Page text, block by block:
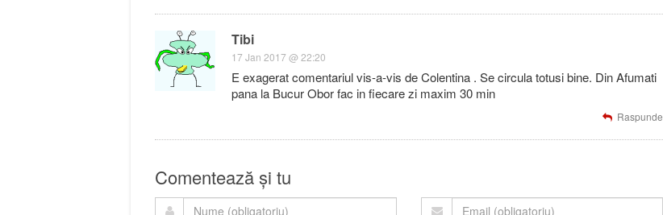
Tibi
17 Jan 2017 @ 22:20
E exagerat comentariul vis-a-vis de Colentina . Se circula totusi bine. Din Afumati
pana la Bucur Obor fac in fiecare zi maxim 30 min
Raspunde
Comentează și tu